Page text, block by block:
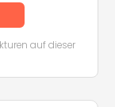
auf dieser